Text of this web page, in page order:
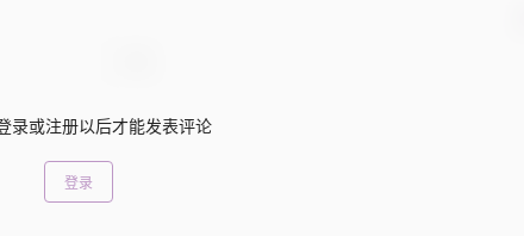
录或注册以后才能发表评论
登录